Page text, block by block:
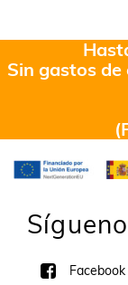
Sin gastos
Facebook